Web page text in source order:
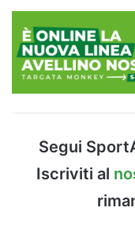
Segui
Iscriviti al